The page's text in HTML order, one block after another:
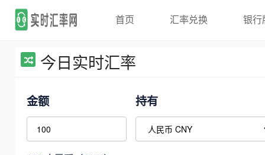
首页 汇率兑换 银行
今日实时汇率
金额 持有